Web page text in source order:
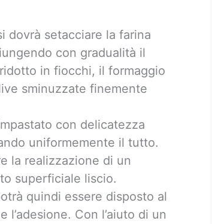
dovrà setacciare la farina
con gradualità il
in fiocchi, il formaggio
sminuzzate finemente
con delicatezza
uniformemente il tutto.
la realizzazione di un
superficiale liscio.
quindi essere disposto al
Con l’aiuto di un